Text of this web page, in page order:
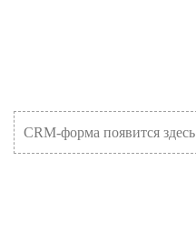
CRM-форма появится здесь